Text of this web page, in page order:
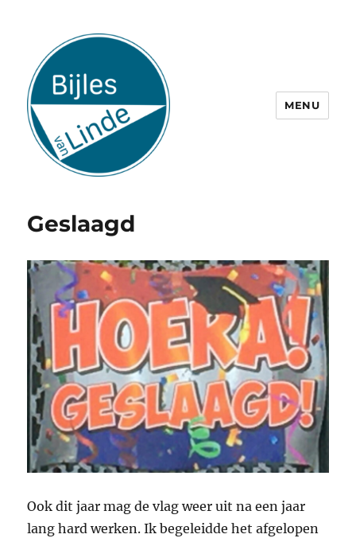
MENU
Geslaagd
Ook dit jaar mag de vlag weer uit na een jaar
lang hard werken. Ik begeleidde het afgelopen